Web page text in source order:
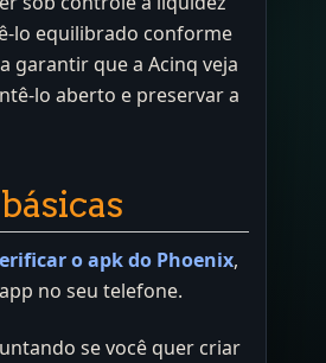
lo equilibrado conforme
garantir que a Acinq veja
lo aberto e preservar a
o apk do Phoenix,
no seu telefone.
se você quer criar